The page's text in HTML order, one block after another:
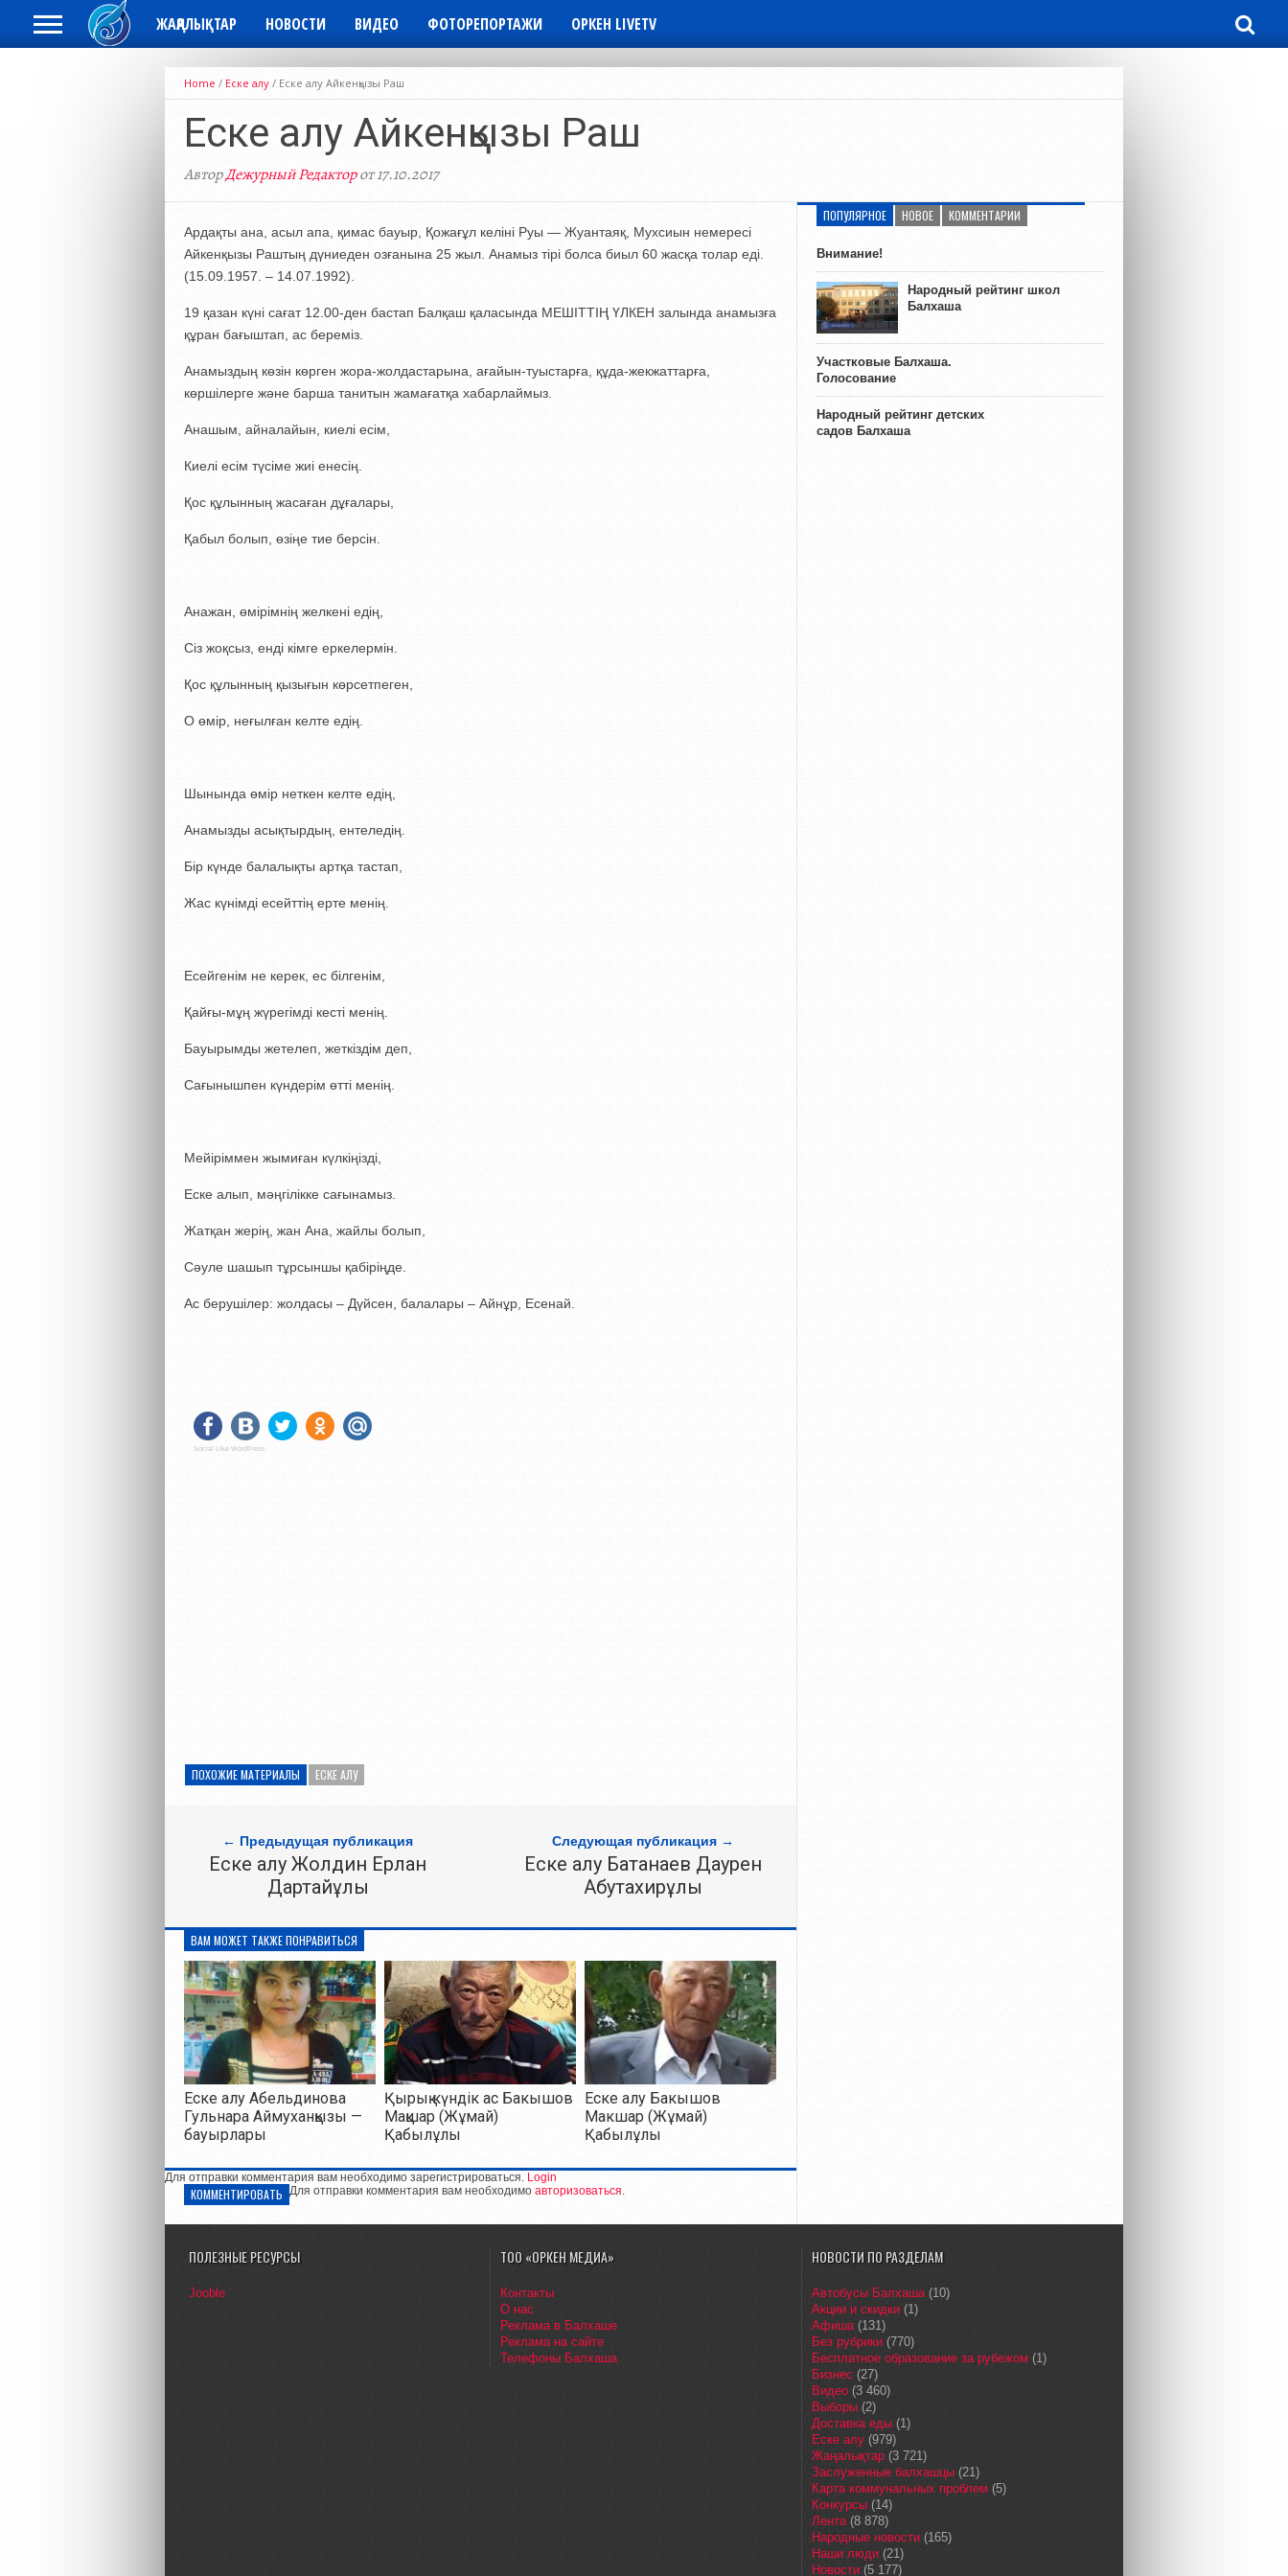
ЖАҢАЛЫҚТАР НОВОСТИ ВИДЕО ФОТОРЕПОРТАЖИ ОРКЕН LIVETV
Home / Еске алу / Еске алу Айкенқызы Раш
Еске алу Айкенқызы Раш
АвторДежурный Редакторот 17.10.2017
Ардақты ана, асыл апа, қимас бауыр, Қожағұл келіні Руы — Жуантаяқ, Мухсиын немересі
Айкенқызы Раштың дүниеден озғанына 25 жыл. Анамыз тірі болса биыл 60 жасқа толар еді.
(15.09.1957. – 14.07.1992).
19 қазан күні сағат 12.00-ден бастап Балқаш қаласында МЕШІТТІҢ ҮЛКЕН залында анамызға
құран бағыштап, ас береміз.
Анамыздың көзін көрген жора-жолдастарына, ағайын-туыстарға, құда-жекжаттарға,
көршілерге және барша танитын жамағатқа хабарлаймыз.
Анашым, айналайын, киелі есім,
Киелі есім түсіме жиі енесің.
Қос құлынның жасаған дұғалары,
Қабыл болып, өзіңе тие берсін.
Анажан, өмірімнің желкені едің,
Сіз жоқсыз, енді кімге еркелермін.
Қос құлынның қызығын көрсетпеген,
О өмір, неғылған келте едің.
Шынында өмір неткен келте едің,
Анамызды асықтырдың, ентеледің.
Бір күнде балалықты артқа тастап,
Жас күнімді есейттің ерте менің.
Есейгенім не керек, ес білгенім,
Қайғы-мұң жүрегімді кесті менің.
Бауырымды жетелеп, жеткіздім деп,
Сағынышпен күндерім өтті менің.
Мейіріммен жымиған күлкіңізді,
Еске алып, мәңгілікке сағынамыз.
Жатқан жерің, жан Ана, жайлы болып,
Сәуле шашып тұрсыншы қабіріңде.
Ас берушілер: жолдасы – Дүйсен, балалары – Айнұр, Есенай.
Social Like WordPress
ПОХОЖИЕ МАТЕРИАЛЫ ЕСКЕ АЛУ
← Предыдущая публикация
Еске алу Жолдин Ерлан
Дартайұлы
Следующая публикация →
Еске алу Батанаев Даурен
Абутахирұлы
ВАМ МОЖЕТ ТАКЖЕ ПОНРАВИТЬСЯ
Еске алу Абельдинова
Гульнара Аймуханқызы —
бауырлары
Қырық күндік ас Бакышов
Мақшар (Жұмай)
Қабылұлы
Еске алу Бакышов
Макшар (Жұмай)
Қабылұлы
Для отправки комментария вам необходимо зарегистрироваться. Login
КОММЕНТИРОВАТЬ Для отправки комментария вам необходимо авторизоваться.
ПОПУЛЯРНОЕ НОВОЕ КОММЕНТАРИИ
Внимание!
Народный рейтинг школ
Балхаша
Участковые Балхаша.
Голосование
Народный рейтинг детских
садов Балхаша
ПОЛЕЗНЫЕ РЕСУРСЫ
Jooble
ТОО «ОРКЕН МЕДИА»
Контакты
О нас
Реклама в Балхаше
Реклама на сайте
Телефоны Балхаша
НОВОСТИ ПО РАЗДЕЛАМ
Автобусы Балхаша(10)
Акции и скидки (1)
Афиша(131)
Без рубрики (770)
Бесплатное образование за рубежом (1)
Бизнес (27)
Видео (3 460)
Выборы (2)
Доставка еды (1)
Еске алу (979)
Жаңалықтар (3 721)
Заслуженные балхашцы (21)
Карта коммунальных проблем (5)
Конкурсы (14)
Лента(8 878)
Народные новости (165)
Наши люди (21)
Новости (5 177)